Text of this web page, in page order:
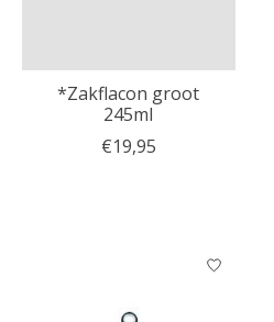
*Zakflacon groot
245ml
€19,95